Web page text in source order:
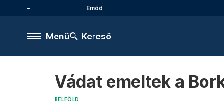
Emőd
Menü Kereső
Vádat emeltek a
BELFÖLD